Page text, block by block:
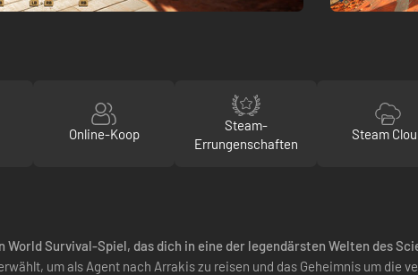
Online-Koop
Steam-
Errungenschaften
Steam
World Survival-Spiel, das dich in eine der legendärsten Welten des
um als Agent nach Arrakis zu reisen und das Geheimnis um die